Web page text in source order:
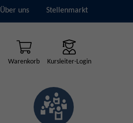
Über uns Stellenmarkt
Warenkorb Kursleiter-Login